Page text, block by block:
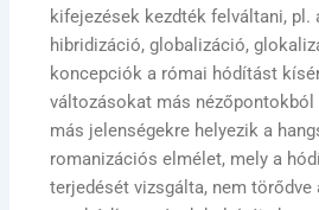
kifejezések kezdték felváltani, pl.
hibridizáció, globalizáció,
koncepciók a római hódítást
változásokat más
más jelenségekre helyezik a
romanizációs elmélet, mely a
terjedését vizsgálta, nem törődve